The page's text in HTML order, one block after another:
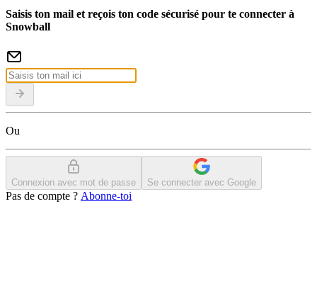
Saisis ton mail et reçois ton code sécurisé pour te connecter à
Snowball
Ou
Connexion avec mot de passe Se connecter avec Google
Pas de compte ? Abonne-toi